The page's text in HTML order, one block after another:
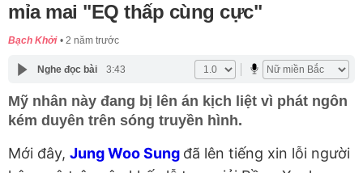
mỉa mai "EQ thấp cùng cực"
Bạch Khởi 2 năm trước
Nghe đọc bài 3:43
Mỹ nhân này đang bị lên án kịch liệt vì phát ngôn
kém duyên trên sóng truyền hình.
Mới đây, Jung Woo Sung đã lên tiếng xin lỗi người